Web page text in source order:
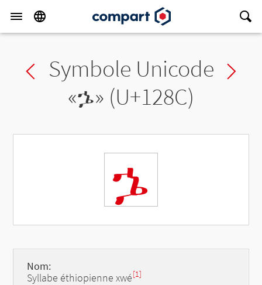
Previous char
Symbole Unicode
«ኌ» (U+128C)
ኌ
Nom:
Syllabe éthiopienne xwé[1]